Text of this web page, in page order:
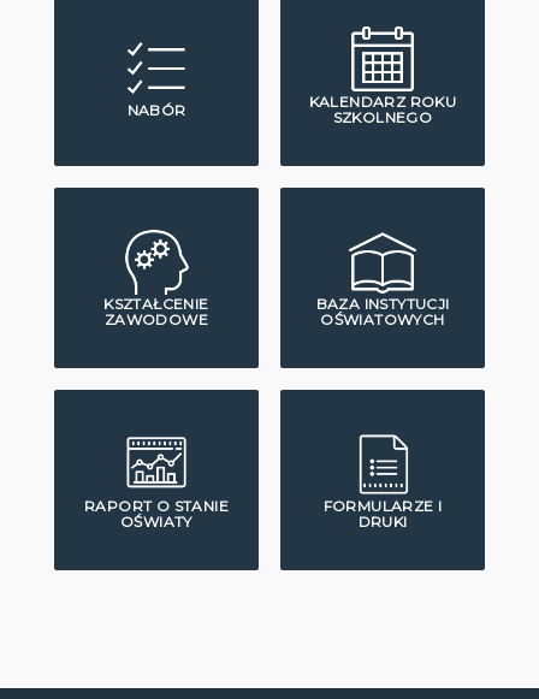
NABÓR
KALENDARZ ROKU
SZKOLNEGO
KSZTAŁCENIE
ZAWODOWE
BAZA INSTYTUCJI
OŚWIATOWYCH
RAPORT O STANIE
OŚWIATY
FORMULARZE I
DRUKI